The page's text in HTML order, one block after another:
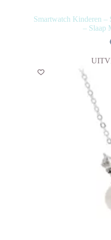
Smartwatch Kinderen –
– Slaap